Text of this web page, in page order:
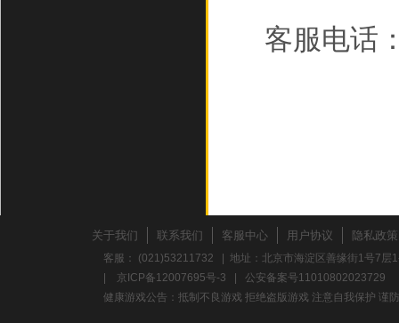
客服电话
关于我们 联系我们 客服中心 用户协议 隐私政策
客服： (021)53211732 | 地址：北京市海淀区善缘街1号7
京ICP备12007695号-3
公安备案号11010802023729
健康游戏公告：抵制不良游戏 拒绝盗版游戏 注意自我保护 谨